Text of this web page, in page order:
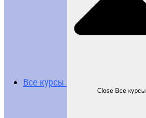
Все курсы
Close Все курсы